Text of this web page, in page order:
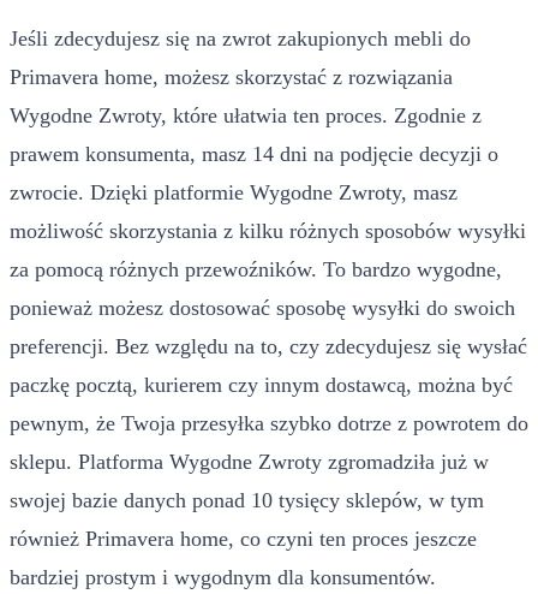
Jeśli zdecydujesz się na zwrot zakupionych mebli do
Primavera home, możesz skorzystać z rozwiązania
Wygodne Zwroty, które ułatwia ten proces. Zgodnie z
prawem konsumenta, masz 14 dni na podjęcie decyzji o
zwrocie. Dzięki platformie Wygodne Zwroty, masz
możliwość skorzystania z kilku różnych sposobów wysyłki
za pomocą różnych przewoźników. To bardzo wygodne,
ponieważ możesz dostosować sposobę wysyłki do swoich
preferencji. Bez względu na to, czy zdecydujesz się wysłać
paczkę pocztą, kurierem czy innym dostawcą, można być
pewnym, że Twoja przesyłka szybko dotrze z powrotem do
sklepu. Platforma Wygodne Zwroty zgromadziła już w
swojej bazie danych ponad 10 tysięcy sklepów, w tym
również Primavera home, co czyni ten proces jeszcze
bardziej prostym i wygodnym dla konsumentów.